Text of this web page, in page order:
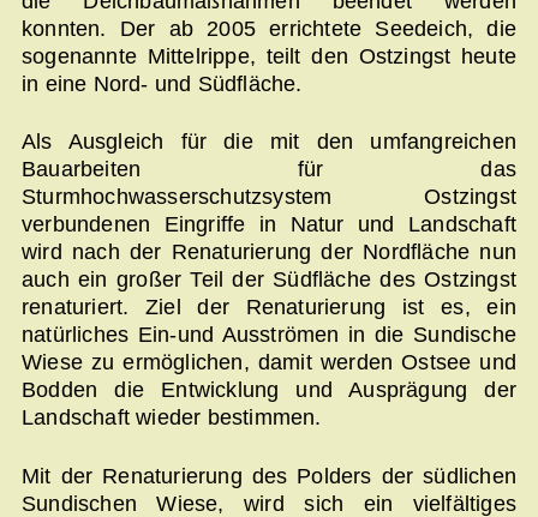
konnten. Der ab 2005 errichtete Seedeich, die
sogenannte Mittelrippe, teilt den Ostzingst heute
in eine Nord- und Südfläche.
Als Ausgleich für die mit den umfangreichen
Bauarbeiten für das
Sturmhochwasserschutzsystem Ostzingst
verbundenen Eingriffe in Natur und Landschaft
wird nach der Renaturierung der Nordfläche nun
auch ein großer Teil der Südfläche des Ostzingst
renaturiert. Ziel der Renaturierung ist es, ein
natürliches Ein-und Ausströmen in die Sundische
Wiese zu ermöglichen, damit werden Ostsee und
Bodden die Entwicklung und Ausprägung der
Landschaft wieder bestimmen.
Mit der Renaturierung des Polders der südlichen
Sundischen Wiese, wird sich ein vielfältiges